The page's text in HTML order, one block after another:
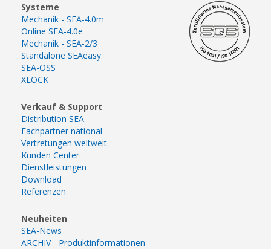
Systeme
Mechanik - SEA-4.0m
Online SEA-4.0e
Mechanik - SEA-2/3
Standalone SEAeasy
SEA-OSS
XLOCK
Verkauf & Support
Distribution SEA
Fachpartner national
Vertretungen weltweit
Kunden Center
Dienstleistungen
Download
Referenzen
Neuheiten
SEA-News
ARCHIV - Produktinformationen